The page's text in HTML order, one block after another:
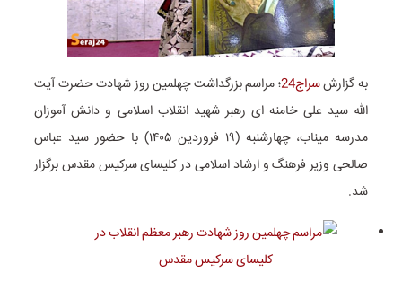
به گزارشسراج24
؛ مراسم بزرگداشت چهلمین روز شهادت حضرت آیت
الله سید علی خامنه ای رهبر شهید انقلاب اسلامی و دانش آموزان
مدرسه میناب، چهارشنبه (۱۹ فروردین ۱۴۰۵) با حضور سید عباس
صالحی وزیر فرهنگ و ارشاد اسلامی در کلیسای سرکیس مقدس برگزار
شد.